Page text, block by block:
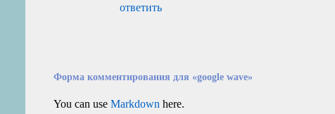
ответить
Форма комментирования для «google wave»
You can useMarkdown here.